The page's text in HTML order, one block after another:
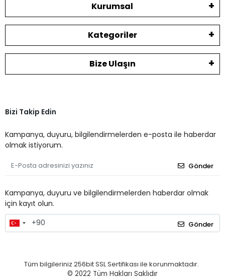
Kurumsal
Kategoriler
Bize Ulaşın
Bizi Takip Edin
Kampanya, duyuru, bilgilendirmelerden e-posta ile haberdar
olmak istiyorum.
Gönder
Kampanya, duyuru ve bilgilendirmelerden haberdar olmak
için kayıt olun.
Gönder
Tüm bilgileriniz 256bit SSL Sertifikası ile korunmaktadır.
© 2022 Tüm Hakları Saklıdır